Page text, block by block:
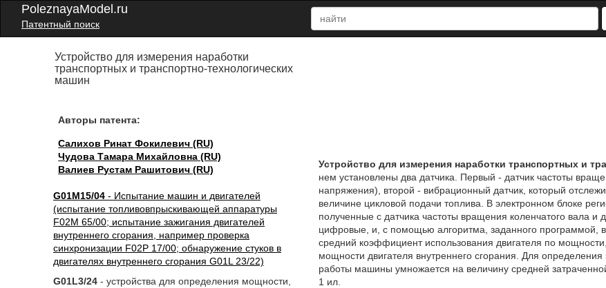
PoleznayaModel.ru
Патентный поиск
Устройство для измерения наработки
транспортных и транспортно-технологических
машин
Авторы патента:
Салихов Ринат Фокилевич (RU)
Чудова Тамара Михайловна (RU)
Валиев Рустам Рашитович (RU)
G01M15/04 - Испытание машин и двигателей
(испытание топливовпрыскивающей аппаратуры
F02M 65/00; испытание зажигания двигателей
внутреннего сгорания, например проверка
синхронизации F02P 17/00; обнаружение стуков в
двигателях внутреннего сгорания G01L 23/22)
G01L3/24 - устройства для определения мощности,
Устройство для измерения наработки транспортных и
нем установлены два датчика. Первый - датчик частоты
напряжения), второй - вибрационный датчик, который
величине цикловой подачи топлива. В электронном блоке
полученные с датчика частоты вращения коленчатого вала и
цифровые, и, с помощью алгоритма, заданного программой,
средний коэффициент использования двигателя по
мощности двигателя внутреннего сгорания. Для
работы машины умножается на величину средней
1 ил.